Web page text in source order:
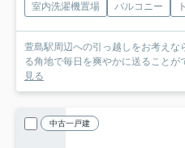
室内洗濯機置場
バルコニー
萱島駅周辺への引っ越しをお考え
る角地で毎日を爽やかに送ることが
見る
中古一戸建